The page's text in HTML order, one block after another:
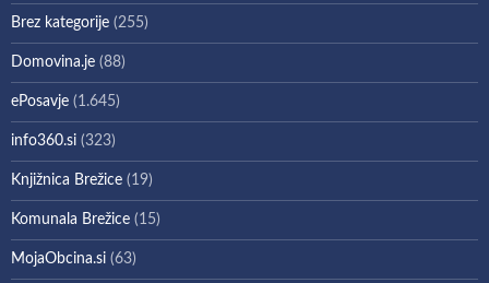
Brez kategorije (255)
Domovina.je (88)
ePosavje (1.645)
info360.si (323)
Knjižnica Brežice (19)
Komunala Brežice (15)
MojaObcina.si (63)